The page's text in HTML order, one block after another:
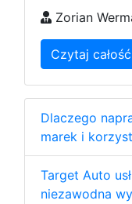
Zorian
Czytaj całość
Dlaczego
marek i
Target Auto
niezawodna